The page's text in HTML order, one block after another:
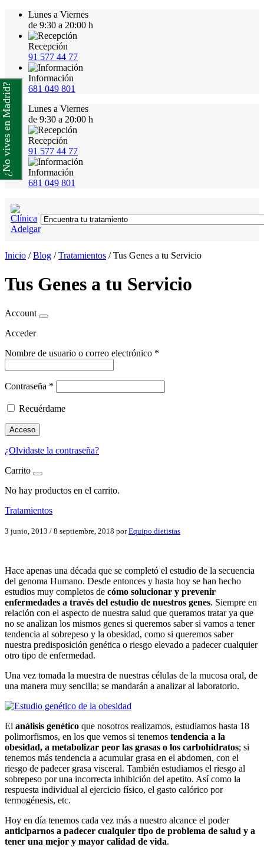
Lunes a Viernes
de 9:30 a 20:00 h
Recepción
91 577 44 77
Información
681 049 801
Lunes a Viernes
de 9:30 a 20:00 h
Recepción
91 577 44 77
Información
681 049 801
Inicio /Blog /Tratamientos /Tus Genes a tu Servicio
Tus Genes a tu Servicio
Account
Acceder
Nombre de usuario o correo electrónico *
Contraseña *
Recuérdame
Acceso
¿Olvidaste la contraseña?
Carrito
No hay productos en el carrito.
Tratamientos
3 junio, 2013 / 8 septiembre, 2018 porEquipo dietistas
Hace apenas una década que se completó el estudio de la secuencia
del genoma Humano. Desde entonces y hasta hoy se han hecho
estudios muy completos de cómo solucionar y prevenir
enfermedades a través del estudio de nuestros genes. Siempre en
relación con el aspecto de nuestra salud que queramos tratar ya que
no se analizan los mismos genes si queremos saber si vamos a tener
tendencia al sobrepeso y la obesidad, como si queremos saber
nuestra predisposición genética o riesgo elevado a padecer cualquier
otro tipo de enfermedad.
Una vez tomada la muestra de nuestras células de la mucosa oral, de
una manera muy sencilla; se mandarán a analizar al laboratorio.
El análisis genético que nosotros realizamos, estudiamos hasta 18
polimorfismos, en los que vemos si tenemos tendencia a la
obesidad, a metabolizar peor las grasas o los carbohidratos; si
tenemos más tendencia a acumular grasa en el abdomen, con el
riesgo de padecer grasa visceral. También estudiamos el riesgo al
sobrepeso por una incorrecta inhibición del apetito. Así como la
respuesta individual al ejercicio físico, el gasto calórico por
termogénesis, etc.
Hoy en día tenemos cada vez más a nuestro alcance el poder
anticiparnos a padecer cualquier tipo de problema de salud y a
tener una mejor y mayor calidad de vida.
¿No vives en Madrid?